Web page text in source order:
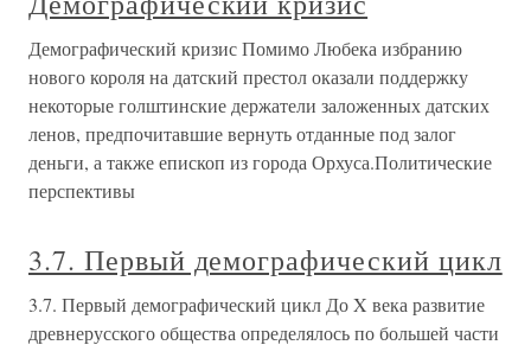
Демографический кризис Помимо Любека избранию
нового короля на датский престол оказали поддержку
некоторые голштинские держатели заложенных датских
ленов, предпочитавшие вернуть отданные под залог
деньги, а также епископ из города Орхуса.Политические
перспективы
3.7. Первый демографический цикл
3.7. Первый демографический цикл До X века развитие
древнерусского общества определялось по большей части